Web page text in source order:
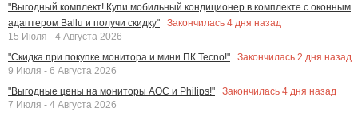
"Выгодный комплект! Купи мобильный кондиционер в комплекте с оконным
адаптером Ballu и получи скидку"
Закончилась 4 дня назад
15 Июля - 4 Августа 2026
"Скидка при покупке монитора и мини ПК Tecno!"
Закончилась 2 дня назад
9 Июля - 6 Августа 2026
"Выгодные цены на мониторы AOC и Philips!"
Закончилась 4 дня назад
7 Июля - 4 Августа 2026